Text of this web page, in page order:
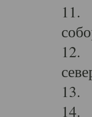
11.
12.
13.
14.